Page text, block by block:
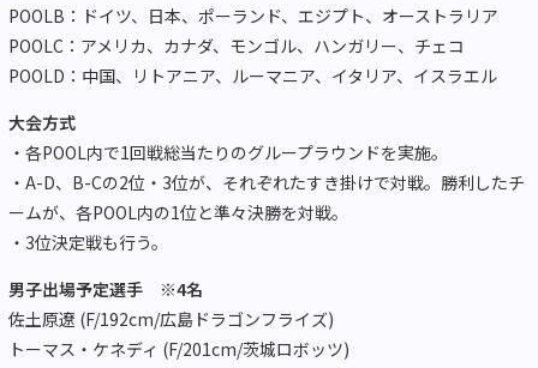
POOLB：ドイツ、日本、ポーランド、エジプト、オーストラリア
POOLC：アメリカ、カナダ、モンゴル、ハンガリー、チェコ
POOLD：中国、リトアニア、ルーマニア、イタリア、イスラエル
大会方式
・各POOL内で1回戦総当たりのグループラウンドを実施。
・A-D、B-Cの2位・3位が、それぞれたすき掛けで対戦。勝利したチ
ームが、各POOL内の1位と準々決勝を対戦。
・3位決定戦も行う。
男子出場予定選手 ※4名
佐土原遼 (F/192cm/広島ドラゴンフライズ)
トーマス・ケネディ (F/201cm/茨城ロボッツ)